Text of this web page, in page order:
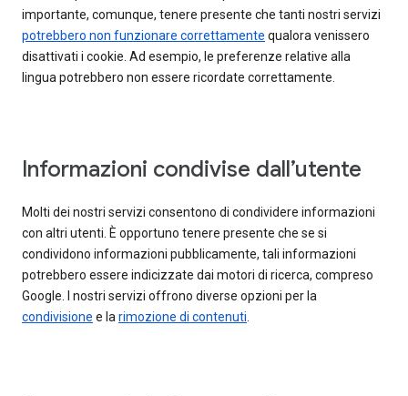
importante, comunque, tenere presente che tanti nostri servizi
potrebbero non funzionare correttamente qualora venissero
disattivati i cookie. Ad esempio, le preferenze relative alla
lingua potrebbero non essere ricordate correttamente.
Informazioni condivise dall’utente
Molti dei nostri servizi consentono di condividere informazioni
con altri utenti. È opportuno tenere presente che se si
condividono informazioni pubblicamente, tali informazioni
potrebbero essere indicizzate dai motori di ricerca, compreso
Google. I nostri servizi offrono diverse opzioni per la
condivisione e larimozione di contenuti.